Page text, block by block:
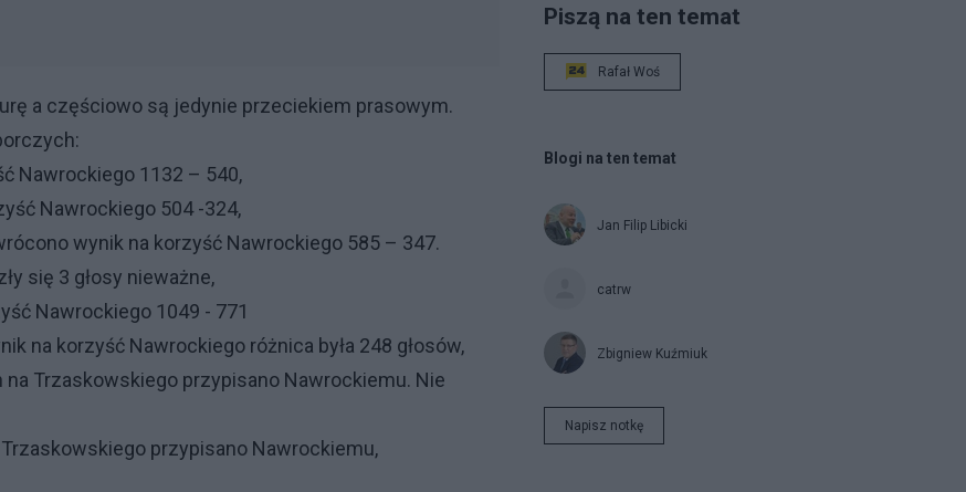
a częściowo są jedynie przeciekiem prasowym.
Nawrockiego 1132 – 540,
Nawrockiego 504 -324,
wynik na korzyść Nawrockiego 585 – 347.
się 3 głosy nieważne,
Nawrockiego 1049 - 771
na korzyść Nawrockiego różnica była 248 głosów,
Trzaskowskiego przypisano Nawrockiemu. Nie
przypisano Nawrockiemu,
Piszą na ten temat
Rafał Woś
Blogi na ten temat
Jan Filip Libicki
catrw
Zbigniew Kuźmiuk
Napisz notkę